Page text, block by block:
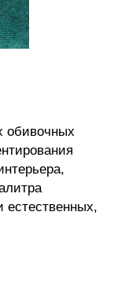
обивочных
естественных,